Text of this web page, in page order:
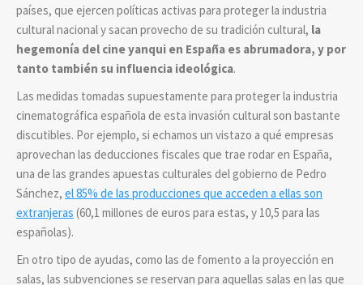
países, que ejercen políticas activas para proteger la industria
cultural nacional y sacan provecho de su tradición cultural, la
hegemonía del cine yanqui en España es abrumadora, y por
tanto también su influencia ideológica.
Las medidas tomadas supuestamente para proteger la industria
cinematográfica española de esta invasión cultural son bastante
discutibles. Por ejemplo, si echamos un vistazo a qué empresas
aprovechan las deducciones fiscales que trae rodar en España,
una de las grandes apuestas culturales del gobierno de Pedro
Sánchez, el 85% de las producciones que acceden a ellas son
extranjeras (60,1 millones de euros para estas, y 10,5 para las
españolas).
En otro tipo de ayudas, como las de fomento a la proyección en
salas, las subvenciones se reservan para aquellas salas en las que